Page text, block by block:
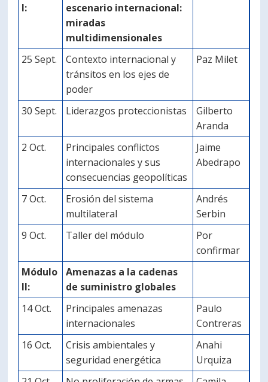
I:
escenario internacional:
miradas
multidimensionales
25 Sept.
Contexto internacional y
tránsitos en los ejes de
poder
Paz Milet
30 Sept. Liderazgos proteccionistas
Gilberto
Aranda
2 Oct.
Principales conflictos
internacionales y sus
consecuencias geopolíticas
Jaime
Abedrapo
7 Oct.
Erosión del sistema
multilateral
Andrés
Serbin
9 Oct.
Taller del módulo
Por
confirmar
Módulo
II:
Amenazas a la cadenas
de suministro globales
14 Oct.
Principales amenazas
internacionales
Paulo
Contreras
16 Oct.
Crisis ambientales y
seguridad energética
Anahi
Urquiza